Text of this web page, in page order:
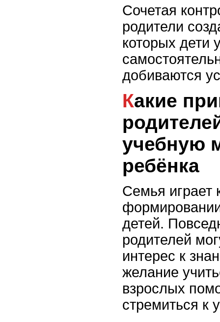
Сочетая
родители
которых дети
добиваются
Какие привычки
учебную
ребёнка
Семья играет
детей.
родителей
интерес к
желание
взрослых
стремиться к